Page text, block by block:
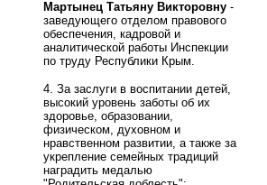
Мартынец Татьяну Викторовну -
заведующего отделом правового
обеспечения, кадровой и
аналитической работы Инспекции
по труду Республики Крым.
4. За заслуги в воспитании детей,
высокий уровень заботы об их
здоровье, образовании,
физическом, духовном и
нравственном развитии, а также за
укрепление семейных традиций
наградить медалью